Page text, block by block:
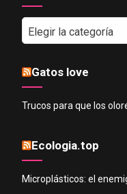
por
Gatos love
Trucos para que los
Ecologia.top
Microplásticos: el